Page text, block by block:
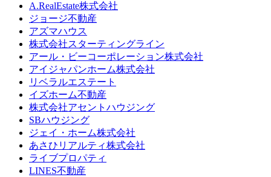
A.RealEstate株式会社
ジョージ不動産
アズマハウス
株式会社スターティングライン
アール・ビーコーポレーション株式会社
アイジャパンホーム株式会社
リベラルエステート
イズホーム不動産
株式会社アセントハウジング
SBハウジング
ジェイ・ホーム株式会社
あさひリアルティ株式会社
ライブプロパティ
LINES不動産